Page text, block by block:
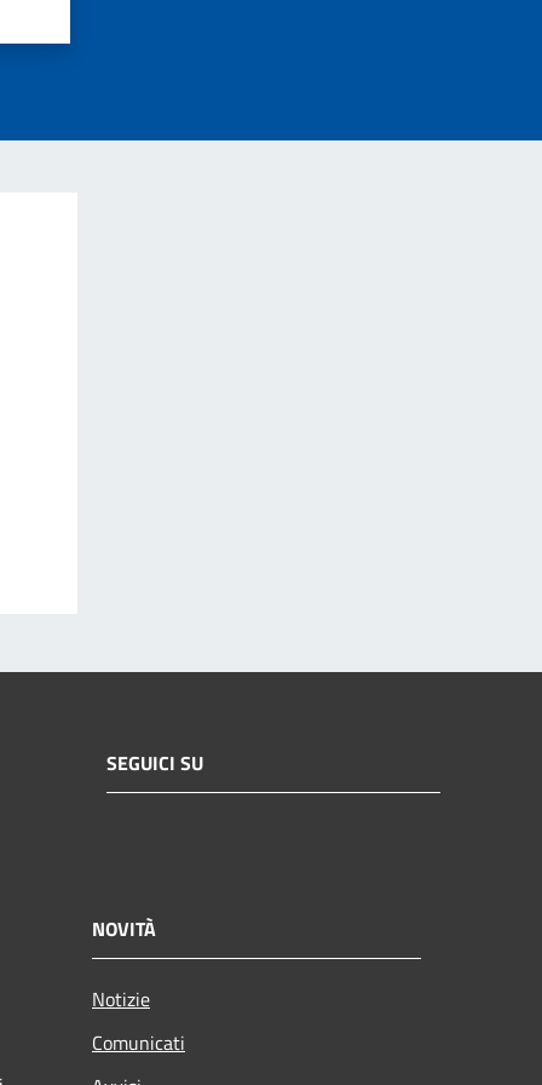
SEGUICI SU
NOVITÀ
Notizie
Comunicati